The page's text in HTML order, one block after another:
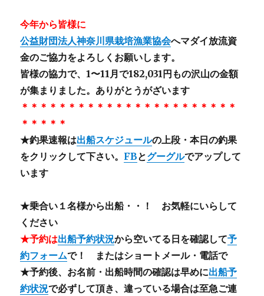
今年から皆様に
公益財団法人神奈川県栽培漁業協会へマダイ放流資
金のご協力をよろしくお願いします。
皆様の協力で、1〜11月で182,031円もの沢山の金額
が集まりました。ありがとうがざいます
＊＊＊＊＊＊＊＊＊＊＊＊＊＊＊＊＊＊＊＊＊＊＊
＊＊＊＊＊
★釣果速報は出船スケジュールの上段・本日の釣果
をクリックして下さい。 FBとグーグルでアップして
います
★乗合い１名様から出船・・！ お気軽にいらして
ください
★予約は出船予約状況から空いてる日を確認して予
約フォームで！ またはショートメール・電話で
★予約後、お名前・出船時間の確認は早めに出船予
約状況で必ずして頂き、違っている場合は至急ご連